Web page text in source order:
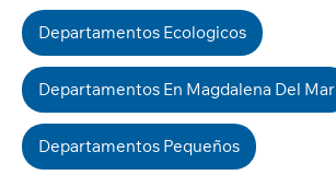
Departamentos Ecologicos
Departamentos En Magdalena Del Mar
Departamentos Pequeños